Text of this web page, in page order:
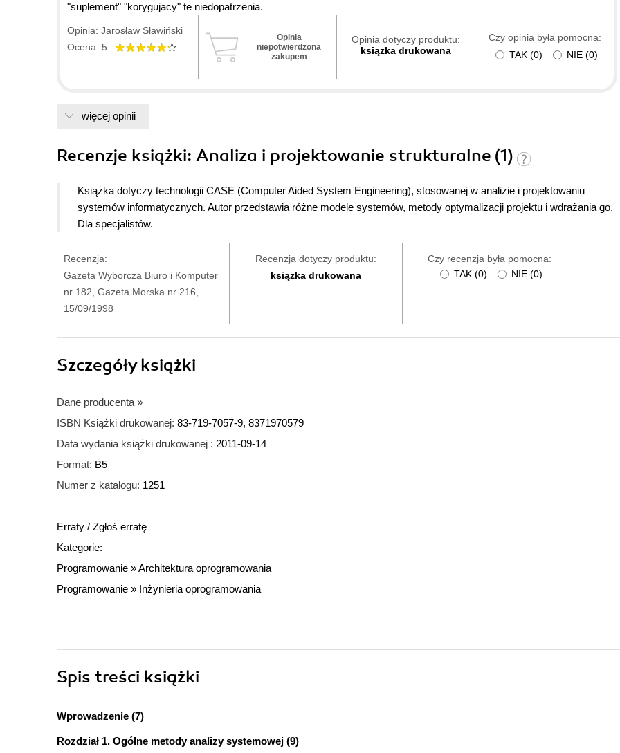
"suplement" "korygujacy" te niedopatrzenia.
Opinia: Jarosław Sławiński
Ocena: 5
Opinia
niepotwierdzona
zakupem
Opinia dotyczy produktu:
ksiązka drukowana
Czy opinia była pomocna:
TAK (0) NIE (0)
więcej opinii
Recenzje książki: Analiza i projektowanie strukturalne (1)
Książka dotyczy technologii CASE (Computer Aided System Engineering), stosowanej w analizie i projektowaniu
systemów informatycznych. Autor przedstawia różne modele systemów, metody optymalizacji projektu i wdrażania go.
Dla specjalistów.
Recenzja:
Gazeta Wyborcza Biuro i Komputer
nr 182, Gazeta Morska nr 216,
15/09/1998
Recenzja dotyczy produktu:
ksiązka drukowana
Czy recenzja była pomocna:
TAK (0) NIE (0)
Szczegółyksiążki
Dane producenta »
ISBN Książki drukowanej: 83-719-7057-9, 8371970579
Data wydania książki drukowanej : 2011-09-14
Format: B5
Numer z katalogu: 1251
Erraty / Zgłoś erratę
Kategorie:
Programowanie »Architektura oprogramowania
Programowanie » Inżynieria oprogramowania
Spis treści książki
Wprowadzenie (7)
Rozdział 1. Ogólne metody analizy systemowej (9)